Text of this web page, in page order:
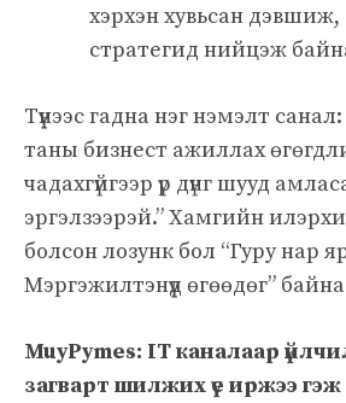
хэрхэн хувьсан
стратегид нийцэж
Түүнээс гадна нэг нэмэлт
таны бизнест ажиллах
чадахгүйгээр үр дүнг шууд
эргэлзээрэй.” Хамгийн
болсон лозунк бол “Гуру нар
Мэргэжилтэнүүд өгөөдөг”
MuyPymes: IT каналаар
загварт шилжих үе иржээ гэж